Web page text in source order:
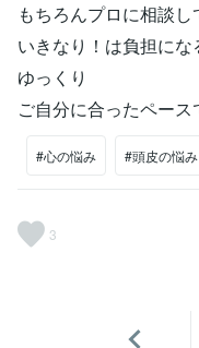
もちろんプロに相談
いきなり！は負担にな
ゆっくり
ご自分に合ったペー
#心の悩み #頭皮の悩み
3